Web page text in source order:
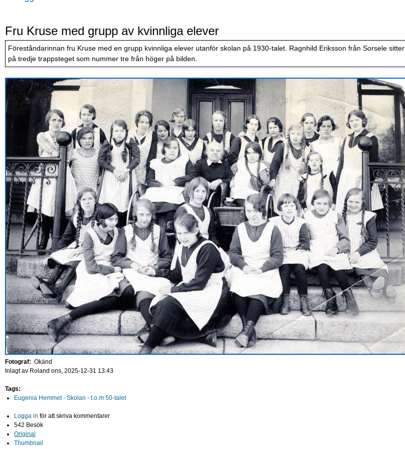
Fru Kruse med grupp av kvinnliga elever
Föreståndarinnan fru Kruse med en grupp kvinnliga elever utanför skolan på 1930-talet. Ragnhild Eriksson från Sorsele sitter
på tredje trappsteget som nummer tre från höger på bilden.
Fotograf: Okänd
Inlagt av Roland ons, 2025-12-31 13:43
Tags:
Eugenia Hemmet - Skolan - t.o.m 50-talet
Logga in för att skriva kommentarer
542 Besök
Original
Thumbnail